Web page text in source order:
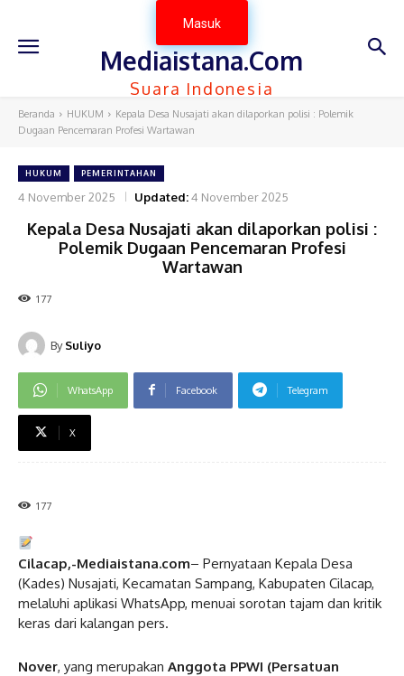
Masuk
Mediaistana.Com
Suara Indonesia
Beranda HUKUM
Kepala Desa Nusajati akan dilaporkan polisi : Polemik
Dugaan Pencemaran Profesi Wartawan
HUKUM PEMERINTAHAN
4 November 2025 Updated:4 November 2025
Kepala Desa Nusajati akan dilaporkan polisi :
Polemik Dugaan Pencemaran Profesi
Wartawan
177
By Suliyo
WhatsApp Facebook Telegram
X
177
Cilacap,-Mediaistana.com– Pernyataan Kepala Desa
(Kades) Nusajati, Kecamatan Sampang, Kabupaten Cilacap,
melaluhi aplikasi WhatsApp, menuai sorotan tajam dan kritik
keras dari kalangan pers.
Nover, yang merupakan Anggota PPWI (Persatuan